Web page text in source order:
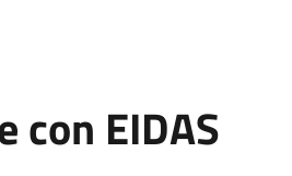
con EIDAS